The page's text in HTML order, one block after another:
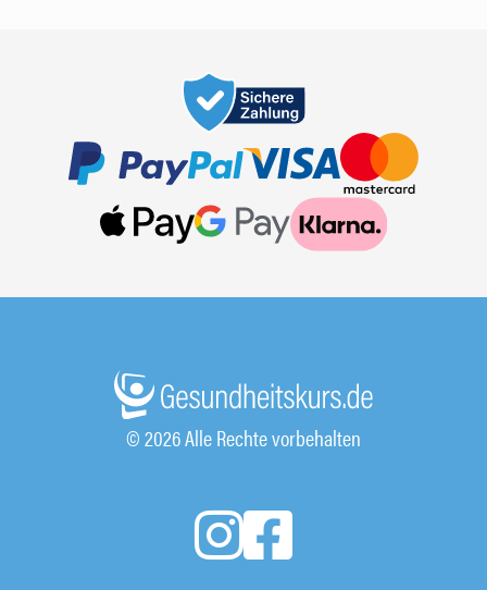
© 2026 Alle Rechte vorbehalten